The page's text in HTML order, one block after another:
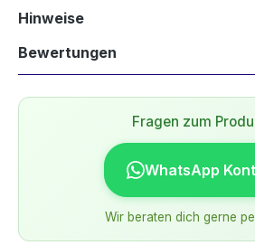
Hinweise
Bewertungen
Fragen zum
WhatsApp
Wir beraten dich gerne